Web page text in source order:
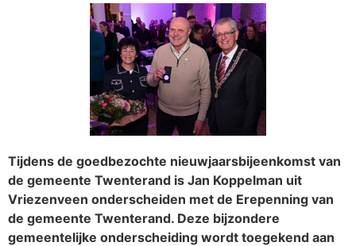
Tijdens de goedbezochte nieuwjaarsbijeenkomst van
de gemeente Twenterand is Jan Koppelman uit
Vriezenveen onderscheiden met de Erepenning van
de gemeente Twenterand. Deze bijzondere
gemeentelijke onderscheiding wordt toegekend aan